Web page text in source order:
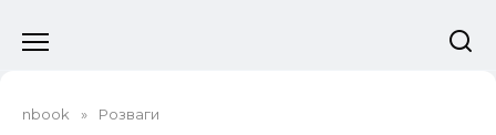
до
nbook » Розваги